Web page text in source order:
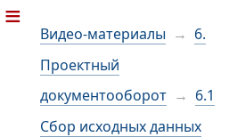
Видео-материалы
6.
Проектный
документооборот
6.1
Сбор исходных данных